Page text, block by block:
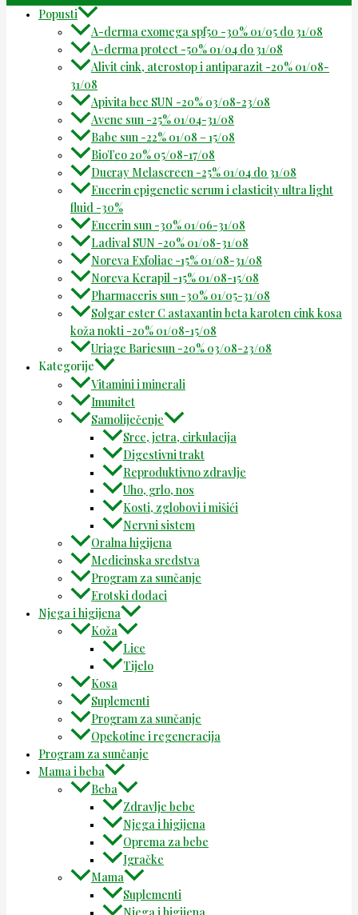
Popusti
A-derma exomega spf50 -30% 01/05 do 31/08
A-derma protect -50% 01/04 do 31/08
Alivit cink, aterostop i antiparazit -20% 01/08-
31/08
Apivita bee SUN -20% 03/08-23/08
Avene sun -25% 01/04-31/08
Babe sun -22% 01/08 – 15/08
BioTeo 20% 05/08-17/08
Ducray Melascreen -25% 01/04 do 31/08
Eucerin epigenetic serum i elasticity ultra light
fluid -30%
Eucerin sun -30% 01/06-31/08
Ladival SUN -20% 01/08-31/08
Noreva Exfoliac -15% 01/08-31/08
Noreva Kerapil -15% 01/08-15/08
Pharmaceris sun -30% 01/05-31/08
Solgar ester C astaxantin beta karoten cink kosa
koža nokti -20% 01/08-15/08
Uriage Bariesun -20% 03/08-23/08
Kategorije
Vitamini i minerali
Imunitet
Samoliječenje
Srce, jetra, cirkulacija
Digestivni trakt
Reproduktivno zdravlje
Uho, grlo, nos
Kosti, zglobovi i mišići
Nervni sistem
Oralna higijena
Medicinska sredstva
Program za sunčanje
Erotski dodaci
Njega i higijena
Koža
Lice
Tijelo
Kosa
Suplementi
Program za sunčanje
Opekotine i regeneracija
Program za sunčanje
Mama i beba
Beba
Zdravlje bebe
Njega i higijena
Oprema za bebe
Igračke
Mama
Suplementi